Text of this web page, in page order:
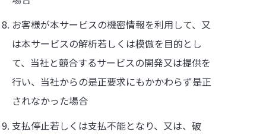
お客様が本サービスの機密情報を利用して、又
は本サービスの解析若しくは模倣を目的とし
て、当社と競合するサービスの開発又は提供を
行い、当社からの是正要求にもかかわらず是正
されなかった場合
支払停止若しくは支払不能となり、又は、破